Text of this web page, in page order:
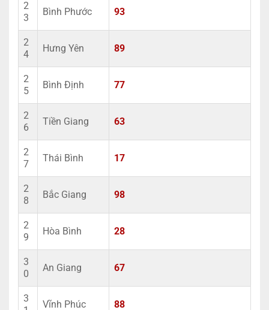
2
3
Bình Phước 93
2
4
Hưng Yên 89
2
5
Bình Định 77
2
6
Tiền Giang 63
2
7
Thái Bình 17
2
8
Bắc Giang 98
2
9
Hòa Bình 28
3
0
An Giang 67
3
Vĩnh Phúc 88